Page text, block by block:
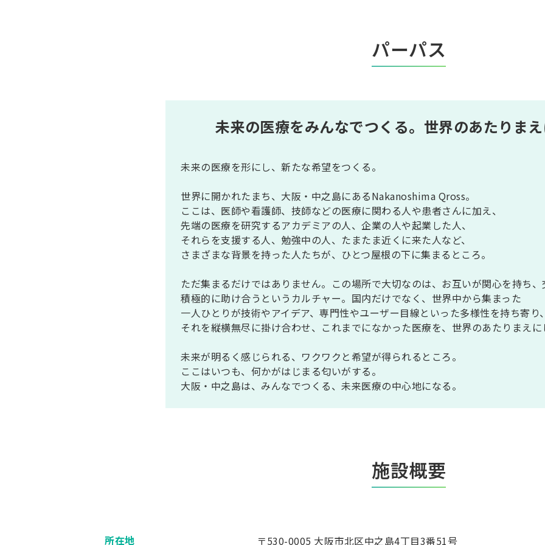
パーパス
未来の医療をみんなでつくる。 世界のあたりま
未来の医療を形にし、新たな希望をつくる。
世界に開かれたまち、大阪・中之島にあるNakanoshima Qross。
ここは、医師や看護師、技師などの医療に関わる人や患者さんに加え、
先端の医療を研究するアカデミアの人、企業の人や起業した人、
それらを支援する人、勉強中の人、たまたま近くに来た人など、
さまざまな背景を持った人たちが、ひとつ屋根の下に集まるところ。
ただ集まるだけではありません。この場所で大切なのは、お互いが関心を持ち
積極的に助け合うというカルチャー。国内だけでなく、世界中から集まった
一人ひとりが技術やアイデア、専門性やユーザー目線といった多様性を持ち寄り
それを縦横無尽に掛け合わせ、これまでになかった医療を、世界のあたりまえ
未来が明るく感じられる、ワクワクと希望が得られるところ。
ここはいつも、何かがはじまる匂いがする。
大阪・中之島は、みんなでつくる、未来医療の中心地になる。
施設概要
所在地 〒530-0005 大阪市北区中之島4丁目3番51号